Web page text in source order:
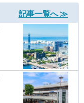
記事一覧へ ≫